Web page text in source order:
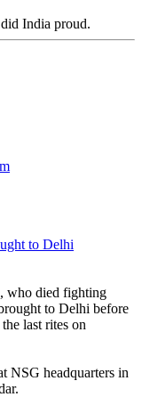
India proud.
to Delhi
who died fighting
to Delhi before
last rites on
NSG headquarters in